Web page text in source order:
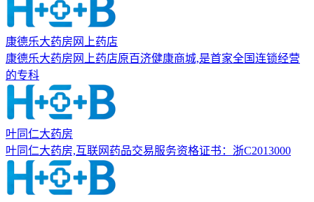
康德乐大药房网上药店
康德乐大药房网上药店原百济健康商城,是首家全国连锁经营
的专科
叶同仁大药房
叶同仁大药房,互联网药品交易服务资格证书：浙C2013000